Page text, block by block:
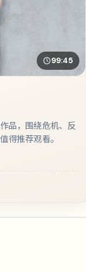
99:45
品，围绕危机、反
得推荐观看。